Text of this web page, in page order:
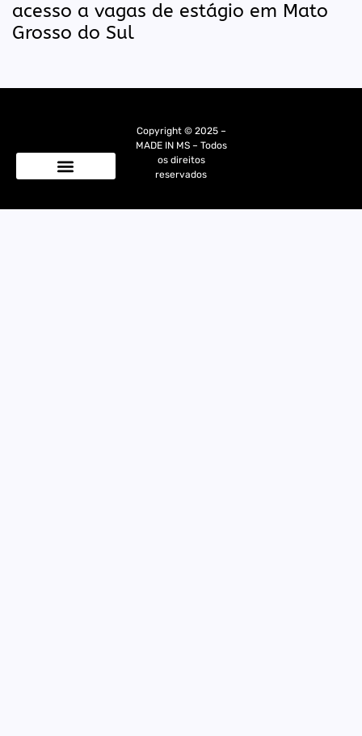
acesso a vagas de estágio em Mato
Grosso do Sul
Copyright © 2025 –
MADE IN MS – Todos
os direitos
reservados